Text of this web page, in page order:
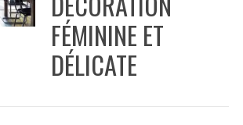
FÉMININE ET
DÉLICATE